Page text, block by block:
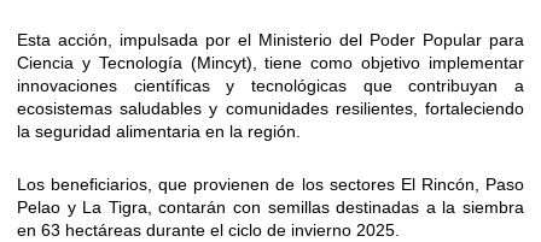
Esta acción, impulsada por el Ministerio del Poder Popular para
Ciencia y Tecnología (Mincyt), tiene como objetivo implementar
innovaciones científicas y tecnológicas que contribuyan a
ecosistemas saludables y comunidades resilientes, fortaleciendo
la seguridad alimentaria en la región.
Los beneficiarios, que provienen de los sectores El Rincón, Paso
Pelao y La Tigra, contarán con semillas destinadas a la siembra
en 63 hectáreas durante el ciclo de invierno 2025.